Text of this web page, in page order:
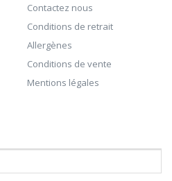
Contactez nous
Conditions de retrait
Allergènes
Conditions de vente
Mentions légales